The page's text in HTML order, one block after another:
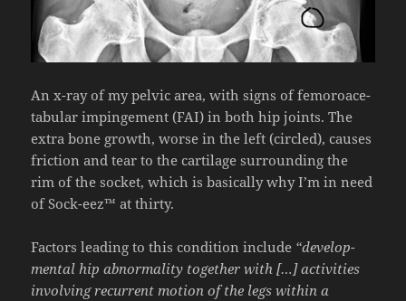
An x-ray of my pelvic area, with signs of femo­roace­
ta­bular impin­ge­ment (FAI) in both hip joints. The
extra bone growth, worse in the left (circled), causes
fric­tion and tear to the carti­lage surroun­ding the
rim of the socket, which is basically why I’m in need
of Sock-eez™ at thirty.
Factors leading to this condi­tion include “deve­lop­
mental hip abnor­ma­lity together with […] acti­vi­ties
invol­ving recur­rent motion of the legs within a